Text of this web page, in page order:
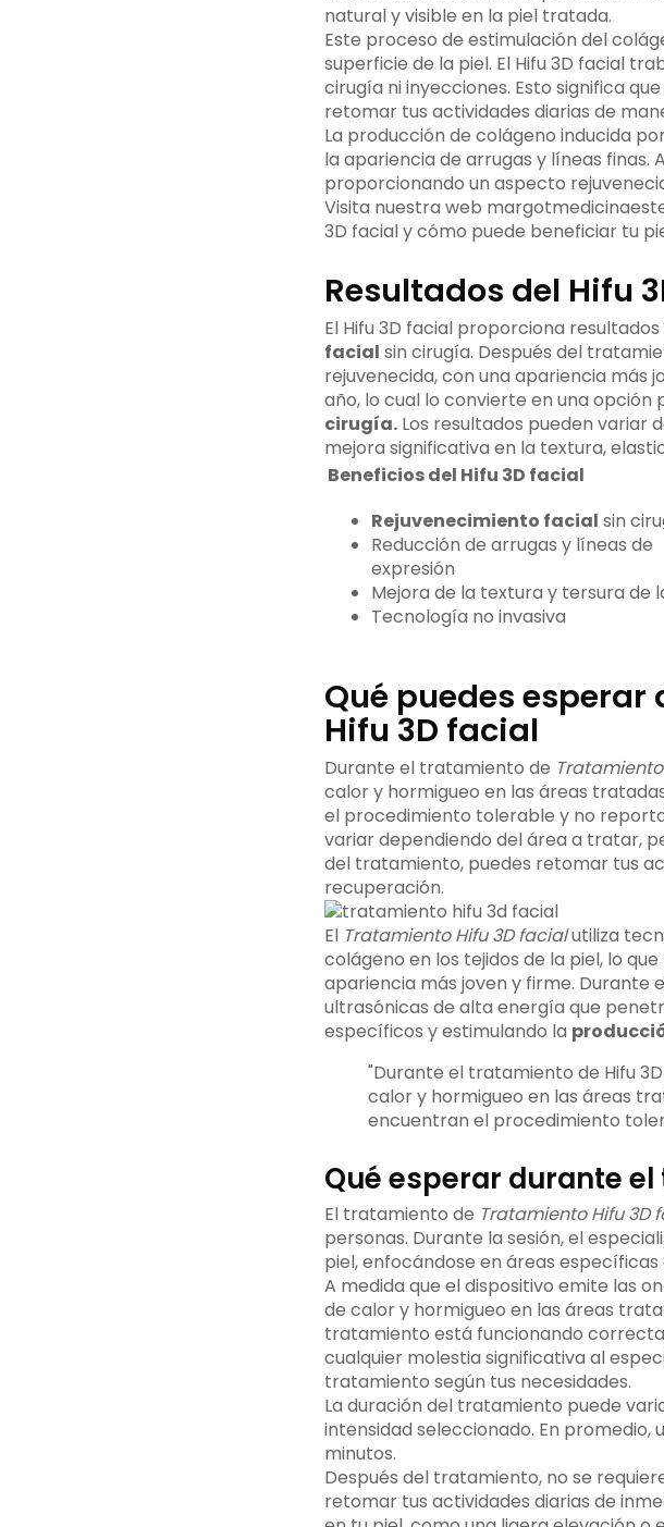
natural y visible en la piel tratada.
Este proceso de estimulación del
superficie de la piel. El Hifu 3D facial
cirugía ni inyecciones. Esto significa
retomar tus actividades diarias de
La producción de colágeno inducida
la apariencia de arrugas y líneas finas.
proporcionando un aspecto
Visita nuestra web
3D facial y cómo puede beneficiar tu
Resultados del Hifu
El Hifu 3D facial proporciona
facial sin cirugía. Después del
rejuvenecida, con una apariencia más
año, lo cual lo convierte en una opción
cirugía.Los resultados pueden variar
mejora significativa en la textura,
Beneficios del Hifu 3D facial
Rejuvenecimiento facial sin
Reducción de arrugas y líneas de
expresión
Mejora de la textura y tersura de
Tecnología no invasiva
Qué puedes
Hifu 3D facial
Durante el tratamiento de
calor y hormigueo en las áreas
el procedimiento tolerable y no
variar dependiendo del área a tratar,
del tratamiento, puedes retomar tus
recuperación.
El Tratamiento Hifu 3D facialutiliza
colágeno en los tejidos de la piel, lo
apariencia más joven y firme. Durante
ultrasónicas de alta energía que
específicos y estimulando la
"Durante el tratamiento de Hifu
calor y hormigueo en las áreas
encuentran el procedimiento
Qué esperar durante
El tratamiento de Tratamiento Hifu 3D
personas. Durante la sesión, el
piel, enfocándose en áreas
A medida que el dispositivo emite las
de calor y hormigueo en las áreas
tratamiento está funcionando
cualquier molestia significativa al
tratamiento según tus necesidades.
La duración del tratamiento puede
intensidad seleccionado. En promedio,
minutos.
Después del tratamiento, no se
retomar tus actividades diarias de